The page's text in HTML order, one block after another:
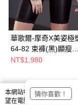
華歌爾-摩奇X美姿極
64-82 束褲(黑)顯瘦機
能-加強雕塑-溫柔包覆-
NT$1,980
熱門標籤
本網站中使用 cookie，欲
望在電腦上使用 cookie 時